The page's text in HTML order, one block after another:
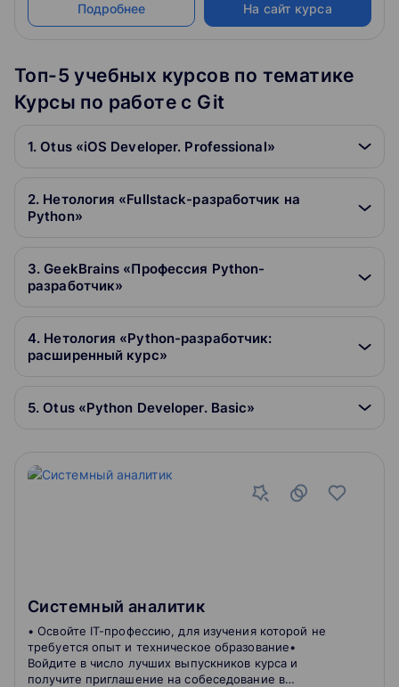
Подробнее На сайт курса
Топ-5 учебных курсов по тематике
Курсы по работе с Git
1. Otus «iOS Developer. Professional»
2. Нетология «Fullstack-разработчик на
Python»
3. GeekBrains «Профессия Python-
разработчик»
4. Нетология «Python-разработчик:
расширенный курс»
5. Otus «Python Developer. Basic»
Системный аналитик
• Освойте IT-профессию, для изучения которой не
требуется опыт и техническое образование•
Войдите в число лучших выпускников курса и
получите приглашение на собеседование в